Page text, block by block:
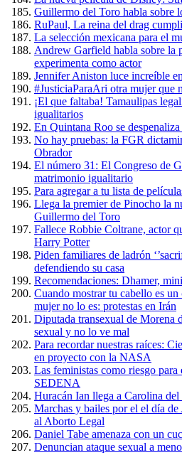
Guillermo del Toro habla sobre
RuPaul, La reina del drag
La selección mexicana para el
Andrew Garfield habla sobre la
experimenta como actor
Jennifer Aniston luce increíble
#JusticiaParaAri otra mujer que
¡El que faltaba! Tamaulipas
igualitarios
En Quintana Roo se
No hay pruebas: la FGR
Obrador
El número 31: El Congreso de
matrimonio igualitario
Para agregar a tu lista de
Llega la premier de Pinocho la
Guillermo del Toro
Fallece Robbie Coltrane, actor
Harry Potter
Piden familiares de ladrón
defendiendo su casa
Recomendaciones: Dhamer,
Cuando mostrar tu cabello es un
mujer no lo es: protestas en Irán
Diputada transexual de Morena
sexual y no lo ve mal
Para recordar nuestras raíces:
en proyecto con la NASA
Las feministas como riesgo
SEDENA
Huracán Ian llega a Carolina del
Marchas y bailes por el el día
al Aborto Legal
Daniel Tabe amenaza con un
Denuncian ataque sexual a